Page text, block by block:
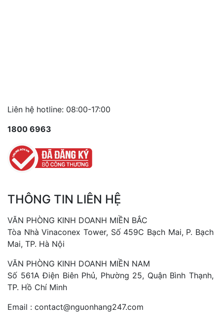
Liên hệ hotline: 08:00-17:00
1800 6963
THÔNG TIN LIÊN HỆ
VĂN PHÒNG KINH DOANH MIỀN BẮC
Tòa Nhà Vinaconex Tower, Số 459C Bạch Mai, P. Bạch
Mai, TP. Hà Nội
VĂN PHÒNG KINH DOANH MIỀN NAM
Số 561A Điện Biên Phủ, Phường 25, Quận Bình Thạnh,
TP. Hồ Chí Minh
Email : contact@nguonhang247.com